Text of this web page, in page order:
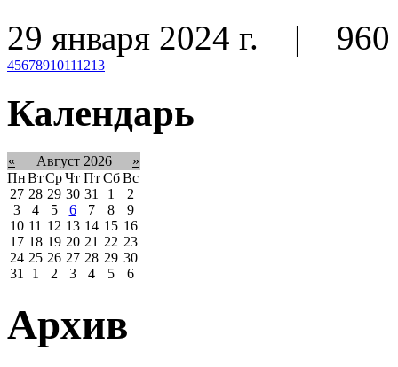
29 января 2024 г. | 960
45678910111213
Календарь
« Август 2026
»
ПнВтСрЧт Пт Сб Вс
27 28 29 30 31 1
2
3
4 5 6 7 8
9
10 11 12 13 14 15 16
17 18 19 20 21 22 23
24 25 26 27 28 29 30
31
1 2 3 4 5 6
Архив